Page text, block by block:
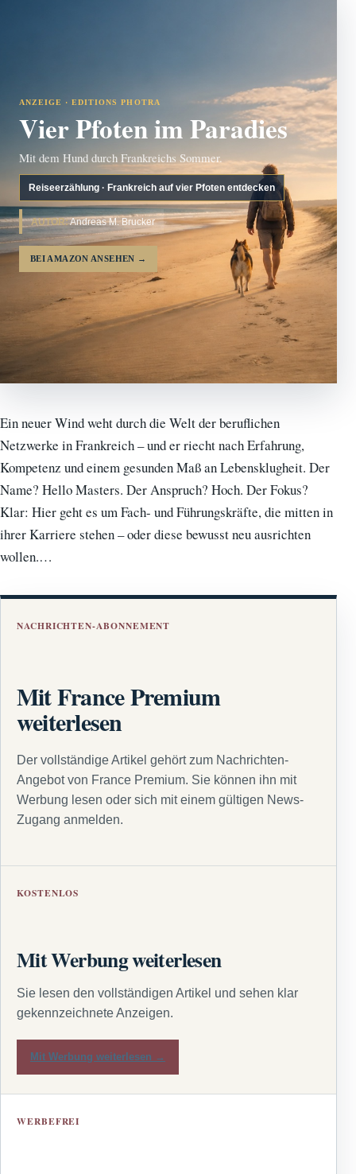
ANZEIGE · EDITIONS PHOTRA
Vier Pfoten im Paradies
Mit dem Hund durch Frankreichs Sommer.
Reiseerzählung · Frankreich auf vier Pfoten entdecken
AUTOR:Andreas M. Brucker
BEI AMAZON ANSEHEN →
Ein neuer Wind weht durch die Welt der beruflichen
Netzwerke in Frankreich – und er riecht nach Erfahrung,
Kompetenz und einem gesunden Maß an Lebensklugheit. Der
Name? Hello Masters. Der Anspruch? Hoch. Der Fokus?
Klar: Hier geht es um Fach- und Führungskräfte, die mitten in
ihrer Karriere stehen – oder diese bewusst neu ausrichten
wollen.…
NACHRICHTEN-ABONNEMENT
Mit France Premium
weiterlesen
Der vollständige Artikel gehört zum Nachrichten-
Angebot von France Premium. Sie können ihn mit
Werbung lesen oder sich mit einem gültigen News-
Zugang anmelden.
KOSTENLOS
Mit Werbung weiterlesen
Sie lesen den vollständigen Artikel und sehen klar
gekennzeichnete Anzeigen.
Mit Werbung weiterlesen →
WERBEFREI